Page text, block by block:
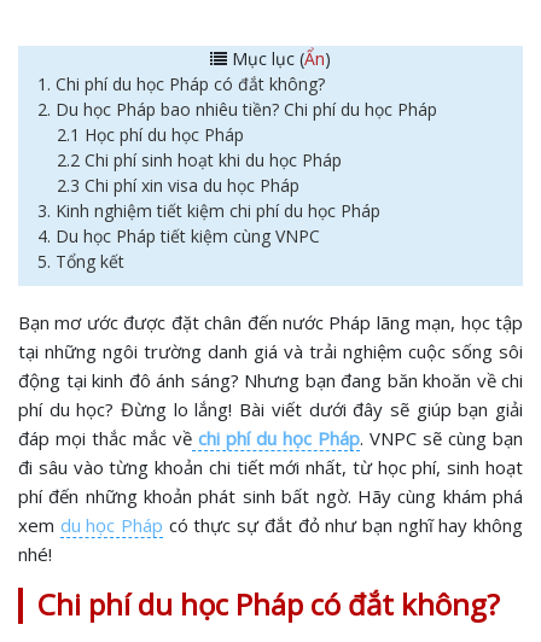
Mục lục (Ẩn)
1. Chi phí du học Pháp có đắt không?
2. Du học Pháp bao nhiêu tiền? Chi phí du học Pháp
2.1 Học phí du học Pháp
2.2 Chi phí sinh hoạt khi du học Pháp
2.3 Chi phí xin visa du học Pháp
3. Kinh nghiệm tiết kiệm chi phí du học Pháp
4. Du học Pháp tiết kiệm cùng VNPC
5. Tổng kết
Bạn mơ ước được đặt chân đến nước Pháp lãng mạn, học tập
tại những ngôi trường danh giá và trải nghiệm cuộc sống sôi
động tại kinh đô ánh sáng? Nhưng bạn đang băn khoăn về chi
phí du học? Đừng lo lắng! Bài viết dưới đây sẽ giúp bạn giải
đáp mọi thắc mắc về chi phí du học Pháp. VNPC sẽ cùng bạn
đi sâu vào từng khoản chi tiết mới nhất, từ học phí, sinh hoạt
phí đến những khoản phát sinh bất ngờ. Hãy cùng khám phá
xem du học Pháp có thực sự đắt đỏ như bạn nghĩ hay không
nhé!
Chi phí du học Pháp có đắt không?